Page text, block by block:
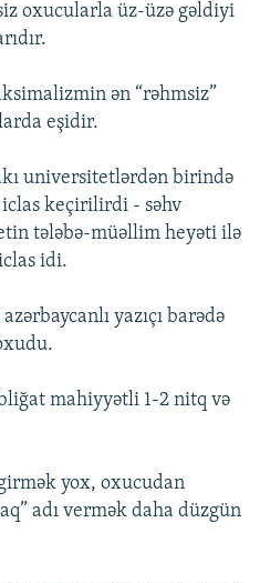
oxucularla üz-üzə gəldiyi
ən “rəhmsiz”
eşidir.
universitetlərdən birində
iclas keçirilirdi - səhv
tələbə-müəllim heyəti ilə
idi.
yazıçı barədə
mahiyyətli 1-2 nitq və
yox, oxucudan
adı vermək daha düzgün